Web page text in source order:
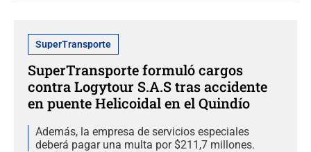
SuperTransporte
SuperTransporte formuló cargos
contra Logytour S.A.S tras accidente
en puente Helicoidal en el Quindío
Además, la empresa de servicios especiales
deberá pagar una multa por $211,7 millones.